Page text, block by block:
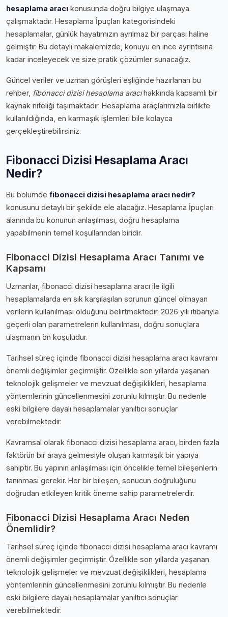
hesaplama aracı konusunda doğru bilgiye ulaşmaya
çalışmaktadır. Hesaplama İpuçları kategorisindeki
hesaplamalar, günlük hayatımızın ayrılmaz bir parçası haline
gelmiştir. Bu detaylı makalemizde, konuyu en ince ayrıntısına
kadar inceleyecek ve size pratik çözümler sunacağız.
Güncel veriler ve uzman görüşleri eşliğinde hazırlanan bu
rehber, fibonacci dizisi hesaplama aracıhakkında kapsamlı bir
kaynak niteliği taşımaktadır. Hesaplama araçlarımızla birlikte
kullanıldığında, en karmaşık işlemleri bile kolayca
gerçekleştirebilirsiniz.
Fibonacci Dizisi Hesaplama Aracı
Nedir?
Bu bölümde fibonacci dizisi hesaplama aracı nedir?
konusunu detaylı bir şekilde ele alacağız. Hesaplama İpuçları
alanında bu konunun anlaşılması, doğru hesaplama
yapabilmenin temel koşullarından biridir.
Fibonacci Dizisi Hesaplama Aracı Tanımı ve
Kapsamı
Uzmanlar, fibonacci dizisi hesaplama aracı ile ilgili
hesaplamalarda en sık karşılaşılan sorunun güncel olmayan
verilerin kullanılması olduğunu belirtmektedir. 2026 yılı itibarıyla
geçerli olan parametrelerin kullanılması, doğru sonuçlara
ulaşmanın ön koşuludur.
Tarihsel süreç içinde fibonacci dizisi hesaplama aracı kavramı
önemli değişimler geçirmiştir. Özellikle son yıllarda yaşanan
teknolojik gelişmeler ve mevzuat değişiklikleri, hesaplama
yöntemlerinin güncellenmesini zorunlu kılmıştır. Bu nedenle
eski bilgilere dayalı hesaplamalar yanıltıcı sonuçlar
verebilmektedir.
Kavramsal olarak fibonacci dizisi hesaplama aracı, birden fazla
faktörün bir araya gelmesiyle oluşan karmaşık bir yapıya
sahiptir. Bu yapının anlaşılması için öncelikle temel bileşenlerin
tanınması gerekir. Her bir bileşen, sonucun doğruluğunu
doğrudan etkileyen kritik öneme sahip parametrelerdir.
Fibonacci Dizisi Hesaplama Aracı Neden
Önemlidir?
Tarihsel süreç içinde fibonacci dizisi hesaplama aracı kavramı
önemli değişimler geçirmiştir. Özellikle son yıllarda yaşanan
teknolojik gelişmeler ve mevzuat değişiklikleri, hesaplama
yöntemlerinin güncellenmesini zorunlu kılmıştır. Bu nedenle
eski bilgilere dayalı hesaplamalar yanıltıcı sonuçlar
verebilmektedir.